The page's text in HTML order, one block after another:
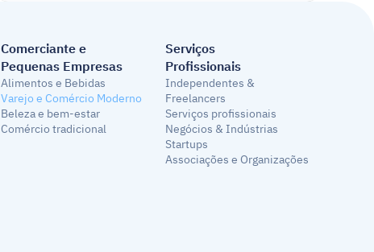
Comerciante e
Pequenas Empresas
Serviços
Profissionais
Alimentos e Bebidas
Varejo e Comércio Moderno
Beleza e bem-estar
Comércio tradicional
Independentes &
Freelancers
Serviços profissionais
Negócios & Indústrias
Startups
Associações e Organizações